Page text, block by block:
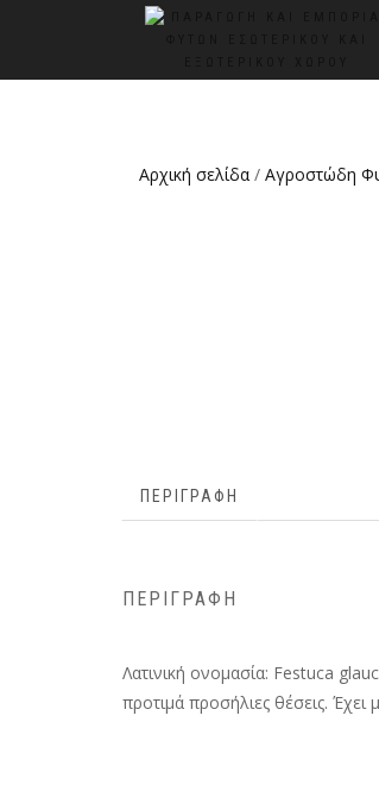
Αρχική σελίδα / Αγροστώδη
ΠΕΡΙΓΡΑΦΉ
ΠΕΡΙΓΡΑΦΉ
Λατινική ονομασία: Festuca
προτιμά προσήλιες θέσεις.